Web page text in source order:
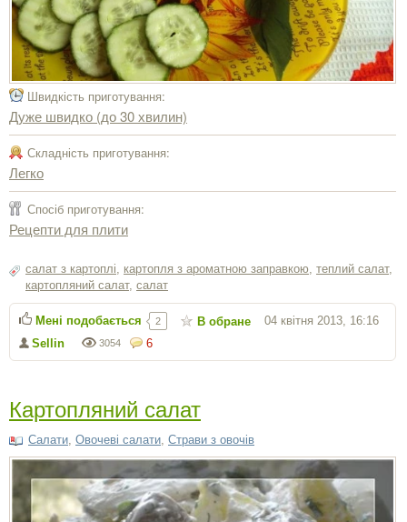
Швидкість приготування:
Дуже швидко (до 30 хвилин)
Складність приготування:
Легко
Спосіб приготування:
Рецепти для плити
салат з картоплі, картопля з ароматною заправкою, теплий салат,
картопляний салат, салат
6
3054
Sellin
04 квітня 2013, 16:16
Мені подобається 2 В обране
Картопляний салат
Салати, Овочеві салати, Страви з овочів